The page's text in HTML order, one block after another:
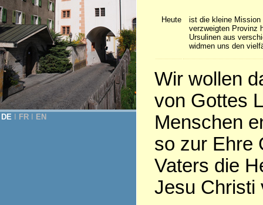
DE FR EN
Heute
ist die kleine
verzweigten Provinz
Ursulinen aus
widmen uns den
Wir wollen
von Gottes
Menschen
so zur Ehre
Vaters die
Jesu Christi